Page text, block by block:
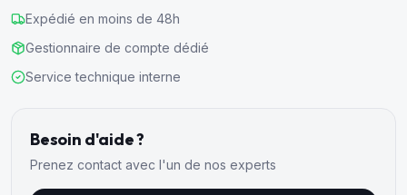
Expédié en moins de 48h
Gestionnaire de compte dédié
Service technique interne
Besoin d'aide ?
Prenez contact avec l'un de nos experts